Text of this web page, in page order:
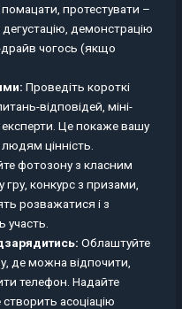
протестувати –
дегустацію, демонстрацію
чогось (якщо
Проведіть короткі
відповідей, міні-
експерти. Це покаже вашу
цінність.
фотозону з класним
гру, конкурс з призами,
розважатися і з
участь.
Облаштуйте
де можна відпочити,
телефон. Надайте
асоціацію